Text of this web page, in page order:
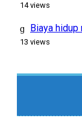
14 views
Biaya hidup
13 views